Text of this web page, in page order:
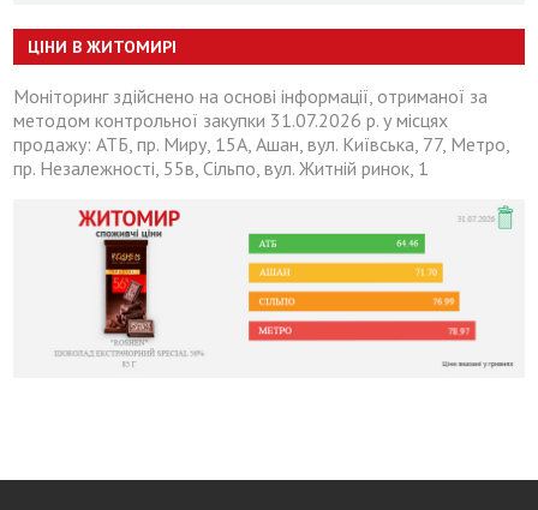
ЦІНИ В ЖИТОМИРІ
Моніторинг здійснено на основі інформації, отриманої за
методом контрольної закупки 31.07.2026 р. у місцях
продажу: АТБ, пр. Миру, 15А, Ашан, вул. Київська, 77, Метро,
пр. Незалежності, 55в, Сільпо, вул. Житній ринок, 1